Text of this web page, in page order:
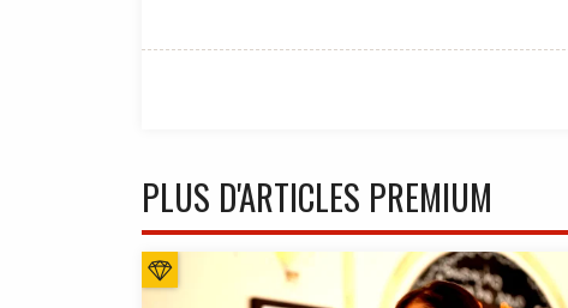
PLUS D'ARTICLES PREMIUM